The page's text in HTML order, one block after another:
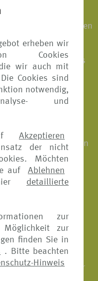
erheben wir
Cookies
die wir auch mit
Cookies sind
notwendig,
und
Akzeptieren
der nicht
Möchten
auf
Ablehnen
detaillierte
zur
Möglichkeit zur
finden Sie in
. Bitte beachten
Hinweis
des neugeborenen
Ausland
Krankenhaus
Zahnfüllungen
Bestattung im
Versicherer. Details
ist
Die Kosten für